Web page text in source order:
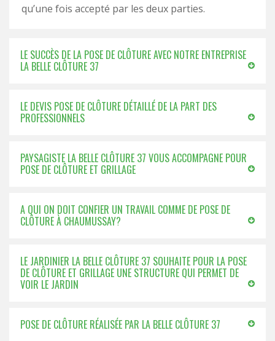
qu’une fois accepté par les deux parties.
LE SUCCÈS DE LA POSE DE CLÔTURE AVEC NOTRE ENTREPRISE
LA BELLE CLÔTURE 37
LE DEVIS POSE DE CLÔTURE DÉTAILLÉ DE LA PART DES
PROFESSIONNELS
PAYSAGISTE LA BELLE CLÔTURE 37 VOUS ACCOMPAGNE POUR
POSE DE CLÔTURE ET GRILLAGE
A QUI ON DOIT CONFIER UN TRAVAIL COMME DE POSE DE
CLÔTURE À CHAUMUSSAY?
LE JARDINIER LA BELLE CLÔTURE 37 SOUHAITE POUR LA POSE
DE CLÔTURE ET GRILLAGE UNE STRUCTURE QUI PERMET DE
VOIR LE JARDIN
POSE DE CLÔTURE RÉALISÉE PAR LA BELLE CLÔTURE 37